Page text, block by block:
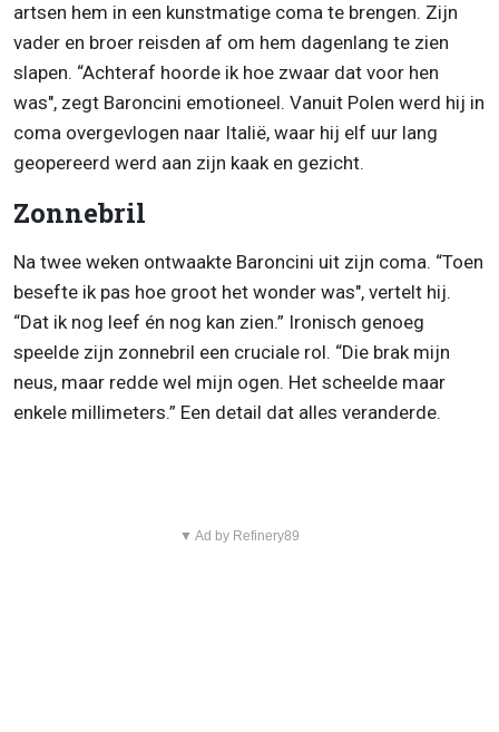
artsen hem in een kunstmatige coma te brengen. Zijn
vader en broer reisden af om hem dagenlang te zien
slapen. “Achteraf hoorde ik hoe zwaar dat voor hen
was", zegt Baroncini emotioneel. Vanuit Polen werd hij in
coma overgevlogen naar Italië, waar hij elf uur lang
geopereerd werd aan zijn kaak en gezicht.
Zonnebril
Na twee weken ontwaakte Baroncini uit zijn coma. “Toen
besefte ik pas hoe groot het wonder was", vertelt hij.
“Dat ik nog leef én nog kan zien.” Ironisch genoeg
speelde zijn zonnebril een cruciale rol. “Die brak mijn
neus, maar redde wel mijn ogen. Het scheelde maar
enkele millimeters.” Een detail dat alles veranderde.
▼ Ad by Refinery89